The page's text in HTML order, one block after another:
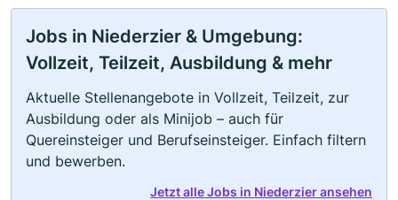
Jobs in Niederzier & Umgebung:
Vollzeit, Teilzeit, Ausbildung & mehr
Aktuelle Stellenangebote in Vollzeit, Teilzeit, zur
Ausbildung oder als Minijob – auch für
Quereinsteiger und Berufseinsteiger. Einfach filtern
und bewerben.
Jetzt alle Jobs in Niederzier ansehen